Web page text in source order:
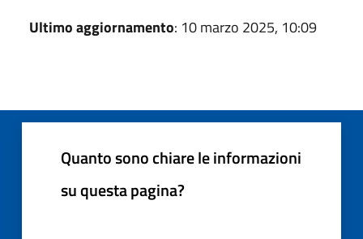
Ultimo aggiornamento: 10 marzo 2025, 10:09
Quanto sono chiare le informazioni
su questa pagina?